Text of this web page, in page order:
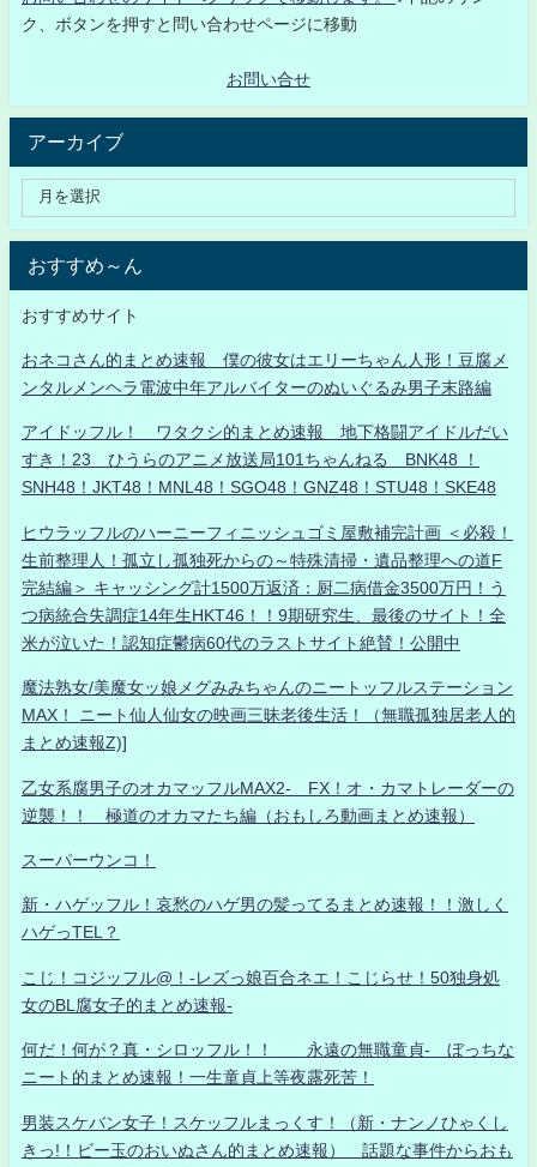
ク、ボタンを押すと問い合わせページに移動
お問い合せ
アーカイブ
おすすめ～ん
おすすめサイト
おネコさん的まとめ速報 僕の彼女はエリーちゃん人形！豆腐メ
ンタルメンヘラ電波中年アルバイターのぬいぐるみ男子末路編
アイドッフル！ ワタクシ的まとめ速報 地下格闘アイドルだい
すき！23 ひうらのアニメ放送局101ちゃんねる BNK48 ！
SNH48！JKT48！MNL48！SGO48！GNZ48！STU48！SKE48
ヒウラッフルのハーニーフィニッシュゴミ屋敷補完計画 ＜必殺！
生前整理人！孤立し孤独死からの～特殊清掃・遺品整理への道F
完結編＞ キャッシング計1500万返済：厨二病借金3500万円！う
つ病統合失調症14年生HKT46！！9期研究生、最後のサイト！全
米が泣いた！認知症鬱病60代のラストサイト絶賛！公開中
魔法熟女/美魔女ッ娘メグみみちゃんのニートッフルステーション
MAX！ ニート仙人仙女の映画三昧老後生活！（無職孤独居老人的
まとめ速報Z)]
乙女系腐男子のオカマッフルMAX2- FX！オ・カマトレーダーの
逆襲！！ 極道のオカマたち編（おもしろ動画まとめ速報）
スーパーウンコ！
新・ハゲッフル！哀愁のハゲ男の髪ってるまとめ速報！！激しく
ハゲっTEL？
こじ！コジッフル@！-レズっ娘百合ネエ！こじらせ！50独身処
女のBL腐女子的まとめ速報-
何だ！何が？真・シロッフル！！ 永遠の無職童貞- ぼっちな
ニート的まとめ速報！一生童貞上等夜露死苦！
男装スケバン女子！スケッフルまっくす！（新・ナンノひゃくし
きっ!！ビー玉のおいぬさん的まとめ速報） 話題な事件からおも